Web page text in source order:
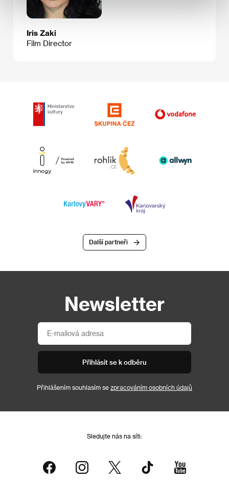
Iris Zaki
Film Director
Další partneři
Newsletter
Přihlásit se k odběru
Přihlášením souhlasím se zpracováním osobních údajů
Sledujte nás na síti: